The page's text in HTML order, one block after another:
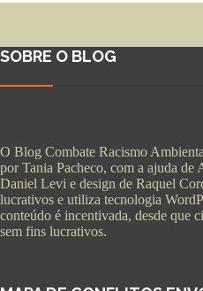
SOBRE O BLOG
O Blog Combate Racismo
por Tania Pacheco, com a ajuda de
Daniel Levi e design de Raquel
lucrativos e utiliza tecnologia
conteúdo é incentivada, desde que
sem fins lucrativos.